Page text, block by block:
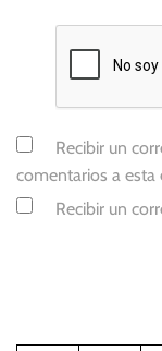
Recibir un
comentarios a esta
Recibir un